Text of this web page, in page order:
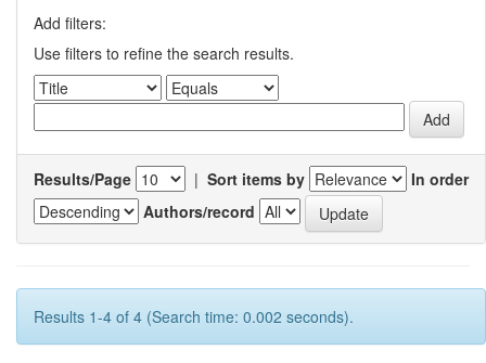
Add filters:
Use filters to refine the search results.
Results/Page | Sort items by
In order
Authors/record
Results 1-4 of 4 (Search time: 0.002 seconds).